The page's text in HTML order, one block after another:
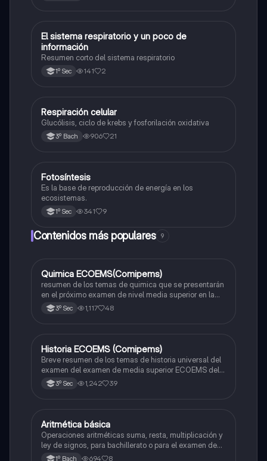
Biología
El sistema respiratorio y un poco de
información
Resumen corto del sistema respiratorio
1º Sec 141 2
Biología
Respiración celular
Glucólisis, ciclo de krebs y fosforilación oxidativa
3º Bach 906 21
Biología
Fotosíntesis
Es la base de reproducción de energía en los
ecosistemas.
1º Sec 341 9
Contenidos más populares 9
Química
Quimica ECOEMS(Comipems)
resumen de los temas de quimica que se presentarán
en el próximo examen de nivel media superior en la
zona metropolitana de el valle de México
3º Sec 1,117 48
Historia
Historia ECOEMS (Comipems)
Breve resumen de los temas de historia universal del
examen del examen de media superior ECOEMS del
valle de México
3º Sec 1,242 39
Matemáticas
Aritmética básica
Operaciones aritméticas suma, resta, multiplicación y
ley de signos, para bachillerato o para el examen de
admisión a la universidad
1º Bach 694 8